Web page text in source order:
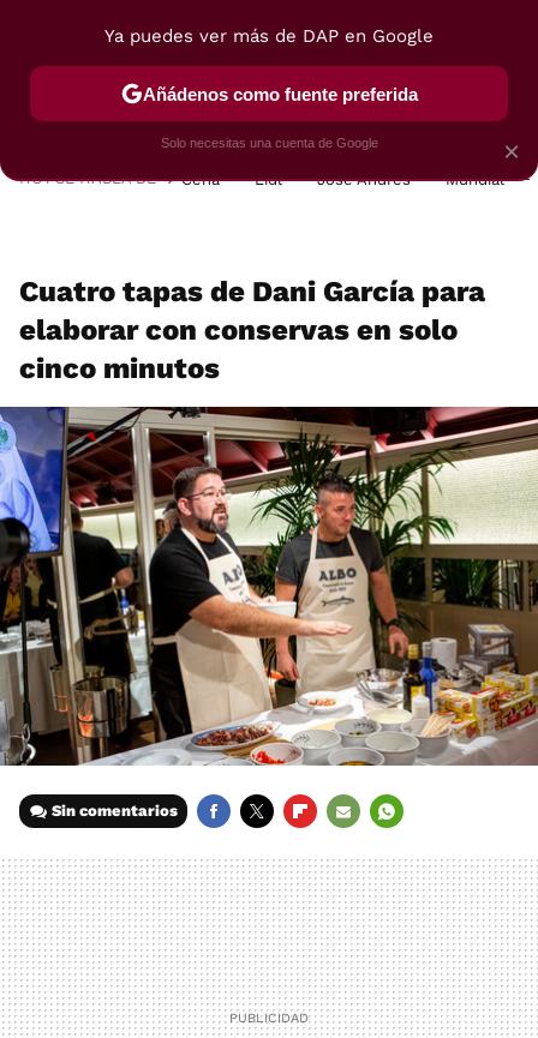
POSTRES VIAJES SELECCIÓN VEGUI
HOY SE HABLA DE Cena Lidl José Andrés Mundial
Cuatro tapas de Dani García para
elaborar con conservas en solo
cinco minutos
Sin comentarios
MAIL
×
Ya puedes ver más de DAP en Google
Añádenos como fuente preferida
Solo necesitas una cuenta de Google